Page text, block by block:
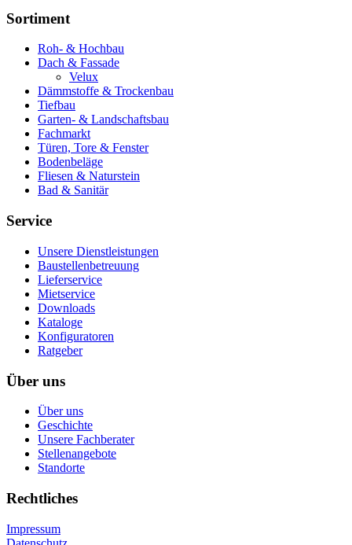
Sortiment
Roh- & Hochbau
Dach & Fassade
Velux
Dämmstoffe & Trockenbau
Tiefbau
Garten- & Landschaftsbau
Fachmarkt
Türen, Tore & Fenster
Bodenbeläge
Fliesen & Naturstein
Bad & Sanitär
Service
Unsere Dienstleistungen
Baustellenbetreuung
Lieferservice
Mietservice
Downloads
Kataloge
Konfiguratoren
Ratgeber
Über uns
Über uns
Geschichte
Unsere Fachberater
Stellenangebote
Standorte
Rechtliches
Impressum